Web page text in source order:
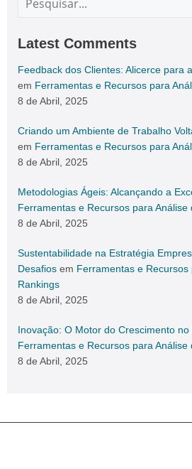
Latest Comments
Feedback dos Clientes: Alicerce para
em Ferramentas e Recursos para
8 de Abril, 2025
Criando um Ambiente de Trabalho
em Ferramentas e Recursos para
8 de Abril, 2025
Metodologias Ágeis: Alcançando a
Ferramentas e Recursos para Análise
8 de Abril, 2025
Sustentabilidade na Estratégia
Desafios em Ferramentas e Recursos
Rankings
8 de Abril, 2025
Inovação: O Motor do Crescimento
Ferramentas e Recursos para Análise
8 de Abril, 2025